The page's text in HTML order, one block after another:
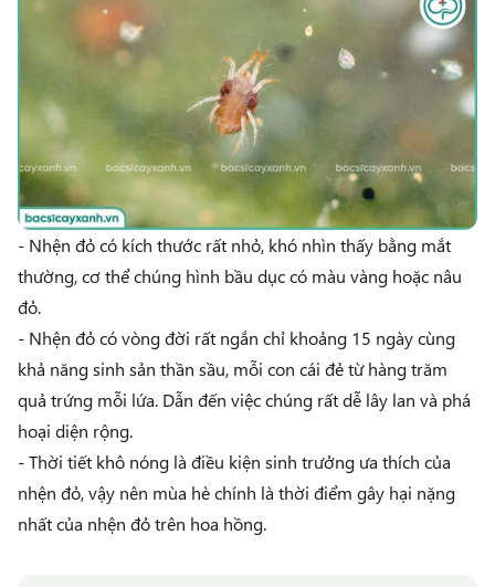
- Nhện đỏ có kích thước rất nhỏ, khó nhìn thấy bằng mắt
thường, cơ thể chúng hình bầu dục có màu vàng hoặc nâu
đỏ.
- Nhện đỏ có vòng đời rất ngắn chỉ khoảng 15 ngày cùng
khả năng sinh sản thần sầu, mỗi con cái đẻ từ hàng trăm
quả trứng mỗi lứa. Dẫn đến việc chúng rất dễ lây lan và phá
hoại diện rộng.
- Thời tiết khô nóng là điều kiện sinh trưởng ưa thích của
nhện đỏ, vậy nên mùa hè chính là thời điểm gây hại nặng
nhất của nhện đỏ trên hoa hồng.